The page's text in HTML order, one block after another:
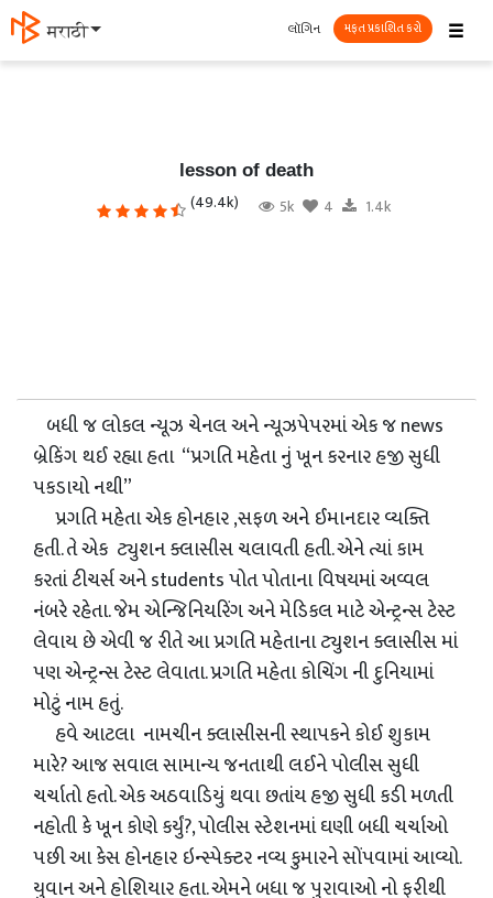
मराठी ☰
લૉગિન મફત પ્રકાશિત કરો
lesson of death
(49.4k) 5k 4 1.4k
બધી જ લોકલ ન્યૂઝ ચેનલ અને ન્યૂઝપેપરમાં એક જ news
બ્રેકિંગ થઈ રહ્યા હતા “પ્રગતિ મહેતા નું ખૂન કરનાર હજી સુધી
પકડાયો નથી”
પ્રગતિ મહેતા એક હોનહાર ,સફળ અને ઈમાનદાર વ્યક્તિ
હતી. તે એક ટ્યુશન ક્લાસીસ ચલાવતી હતી. એને ત્યાં કામ
કરતાં ટીચર્સ અને students પોત પોતાના વિષયમાં અવ્વલ
નંબરે રહેતા. જેમ એન્જિનિયરિંગ અને મેડિકલ માટે એન્ટ્રન્સ ટેસ્ટ
લેવાય છે એવી જ રીતે આ પ્રગતિ મહેતાના ટ્યુશન ક્લાસીસ માં
પણ એન્ટ્રન્સ ટેસ્ટ લેવાતા. પ્રગતિ મહેતા કોચિંગ ની દુનિયામાં
મોટું નામ હતું.
હવે આટલા નામચીન ક્લાસીસની સ્થાપકને કોઈ શુકામ
મારે? આજ સવાલ સામાન્ય જનતાથી લઈને પોલીસ સુધી
ચર્ચાતો હતો. એક અઠવાડિયું થવા છતાંય હજી સુધી કડી મળતી
નહોતી કે ખૂન કોણે કર્યું?, પોલીસ સ્ટેશનમાં ઘણી બધી ચર્ચાઓ
પછી આ કેસ હોનહાર ઇન્સ્પેક્ટર નવ્ય કુમારને સોંપવામાં આવ્યો.
યુવાન અને હોશિયાર હતા. એમને બધા જ પુરાવાઓ નો ફરીથી